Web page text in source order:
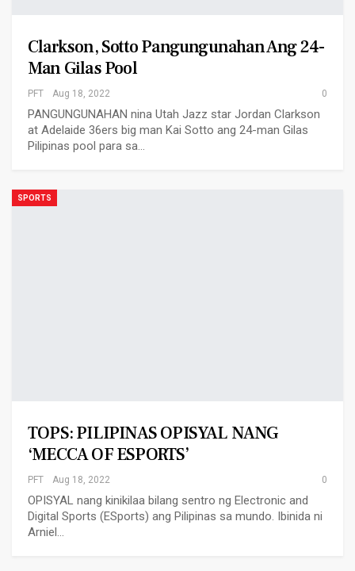
Clarkson, Sotto Pangungunahan Ang 24-
Man Gilas Pool
PFT Aug 18, 2022 0
PANGUNGUNAHAN nina Utah Jazz star Jordan Clarkson
at Adelaide 36ers big man Kai Sotto ang 24-man Gilas
Pilipinas pool para sa…
SPORTS
TOPS: PILIPINAS OPISYAL NANG
‘MECCA OF ESPORTS’
PFT Aug 18, 2022 0
OPISYAL nang kinikilaa bilang sentro ng Electronic and
Digital Sports (ESports) ang Pilipinas sa mundo. Ibinida ni
Arniel…